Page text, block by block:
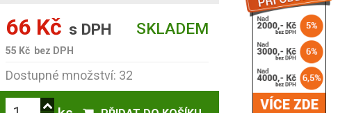
SKLADEM
66 Kč s DPH
55 Kč bez DPH
Dostupné množství: 32